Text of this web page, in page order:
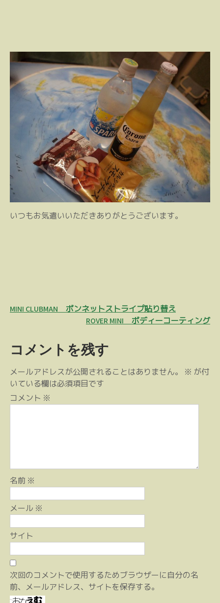
いつもお気遣いいただきありがとうございます。
投
ビ
ゲ
ー
シ
MINI CLUBMAN ボンネットストライプ貼り替え
ROVER MINI ボディーコーティング
コメントを残す
メールアドレスが公開されることはありません。 ※ が付
いている欄は必須項目です
コメント ※
名前 ※
メール ※
サイト
次回のコメントで使用するためブラウザーに自分の名
前、メールアドレス、サイトを保存する。